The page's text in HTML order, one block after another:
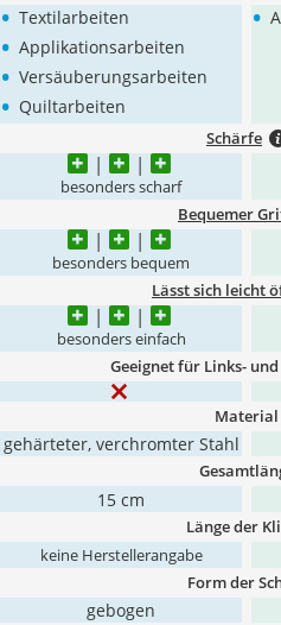
• Textilarbeiten
• Applikationsarbeiten
• Versäuberungsarbeiten
• Quiltarbeiten
•
Schärfe
besonders scharf
Bequemer
besonders bequem
Lässt sich leicht
besonders einfach
Geeignet für Links-
Material
gehärteter, verchromter Stahl
15 cm
Länge der
keine Herstellerangabe
Form der
gebogen